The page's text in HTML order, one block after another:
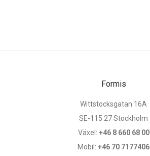
Formis
Wittstocksgatan 16A
SE-115 27 Stockholm
Växel: +46 8 660 68 00
Mobil: +46 70 7177406